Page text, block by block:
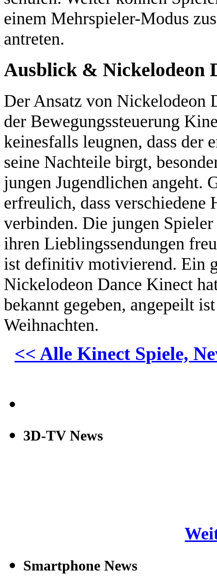
einem Mehrspieler-Modus
antreten.
Ausblick & Nickelodeon
Der Ansatz von Nickelodeon
der Bewegungssteuerung
keinesfalls leugnen, dass der
seine Nachteile birgt,
jungen Jugendlichen angeht.
erfreulich, dass verschiedene
verbinden. Die jungen
ihren Lieblingssendungen
ist definitiv motivierend. Ein
Nickelodeon Dance Kinect
bekannt gegeben, angepeilt
Weihnachten.
<< Alle Kinect Spiele,
3D-TV News
Smartphone News